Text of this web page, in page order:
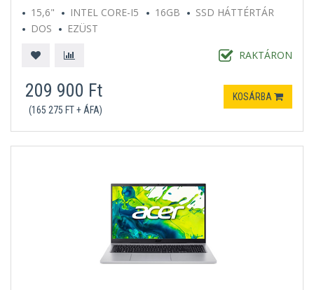
15,6"
INTEL CORE-I5 16GB
SSD HÁTTÉRTÁR
DOS
EZÜST
RAKTÁRON
209 900 Ft
(165 275 FT + ÁFA)
KOSÁRBA